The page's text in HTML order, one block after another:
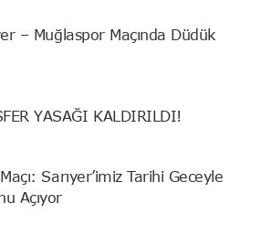
– Muğlaspor Maçında Düdük
YASAĞI KALDIRILDI!
Sarıyer’imiz Tarihi Geceyle
Açıyor